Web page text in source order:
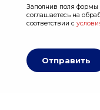
Заполнив поля формы
соглашаетесь на
соответствии с
Отправить